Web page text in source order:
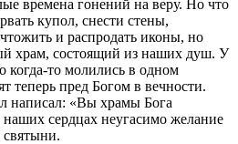
времена гонений на веру. Но что
купол, снести стены,
и распродать иконы, но
храм, состоящий из наших душ. У
когда-то молились в одном
теперь пред Богом в вечности.
написал: «Вы храмы Бога
сердцах неугасимо желание
святыни.